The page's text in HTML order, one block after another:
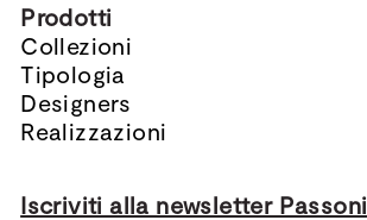
Prodotti
Collezioni
Tipologia
Designers
Realizzazioni
Iscriviti alla newsletter Passoni